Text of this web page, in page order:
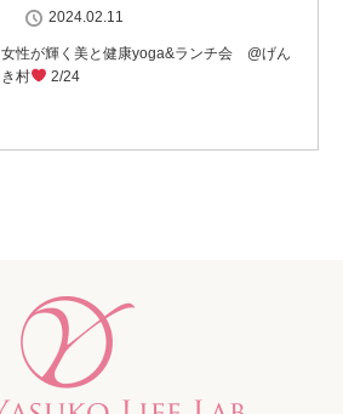
2024.02.11
女性が輝く美と健康yoga&ランチ会 @げん
き村
2/24